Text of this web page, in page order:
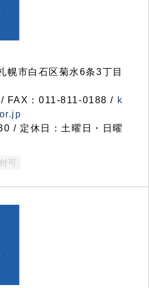
市白石区菊水6条3丁目
FAX：011-811-0188 / k
/ 定休日：土曜日・日曜
可